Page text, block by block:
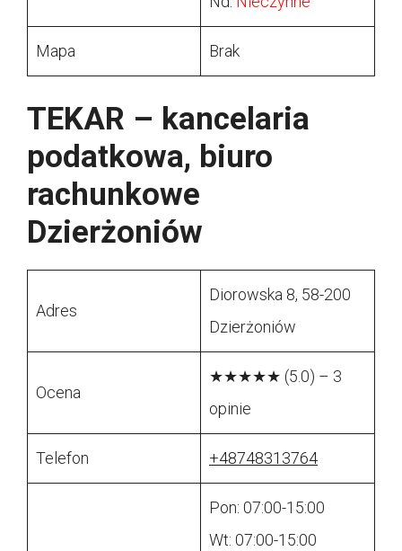
Mapa Brak
TEKAR – kancelaria
podatkowa, biuro
rachunkowe
Dzierżoniów
Adres
Diorowska 8, 58-200
Dzierżoniów
Ocena
★★★★★ (5.0) – 3
opinie
Telefon +48748313764
Pon: 07:00-15:00
Wt: 07:00-15:00